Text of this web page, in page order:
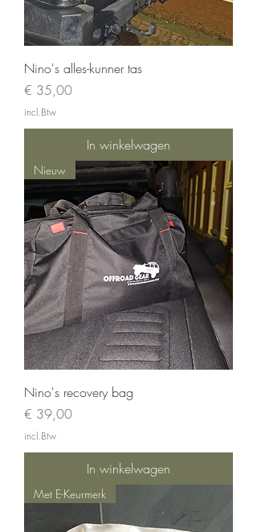
Nino's alles-kunner tas
Prijs
€ 35,00
incl.Btw
In winkelwagen
Nieuw
Nino's recovery bag
Prijs
€ 39,00
incl.Btw
In winkelwagen
Met E-Keurmerk